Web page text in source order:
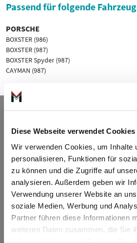
Diese Webseite verwendet Cookies
Wir verwenden Cookies, um Inhalte
personalisieren, Funktionen für
zu können und die Zugriffe auf
analysieren. Außerdem geben wir
Verwendung unserer Website an
soziale Medien, Werbung und
Partner führen diese Informationen
weiteren Daten zusammen, die Sie
Passend für folgende
PORSCHE
BOXSTER (986)
BOXSTER (987)
BOXSTER Spyder (987)
CAYMAN (987)
ADDED VALUE Unlimited GmbH
Fritz-Müller-Str. 100
73730 Esslingen am Neckar
Deutschland
E-Mail: info@moto100.de
Mo-Fr 7:30-12:00 Uhr & 13:00 - 16:00 Uhr